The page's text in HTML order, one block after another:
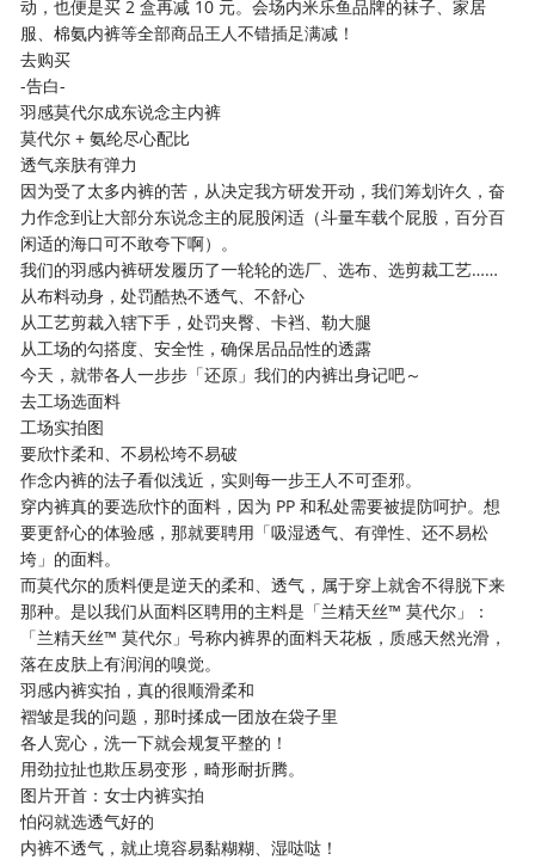
动，也便是买 2 盒再减 10 元。会场内米乐鱼品牌的袜子、家居
服、棉氨内裤等全部商品王人不错插足满减！
去购买
-告白-
羽感莫代尔成东说念主内裤
莫代尔 + 氨纶尽心配比
透气亲肤有弹力
因为受了太多内裤的苦，从决定我方研发开动，我们筹划许久，奋
力作念到让大部分东说念主的屁股闲适（斗量车载个屁股，百分百
闲适的海口可不敢夸下啊）。
我们的羽感内裤研发履历了一轮轮的选厂、选布、选剪裁工艺……
从布料动身，处罚酷热不透气、不舒心
从工艺剪裁入辖下手，处罚夹臀、卡裆、勒大腿
从工场的勾搭度、安全性，确保居品品性的透露
今天，就带各人一步步「还原」我们的内裤出身记吧～
去工场选面料
工场实拍图
要欣忭柔和、不易松垮不易破
作念内裤的法子看似浅近，实则每一步王人不可歪邪。
穿内裤真的要选欣忭的面料，因为 PP 和私处需要被提防呵护。想
要更舒心的体验感，那就要聘用「吸湿透气、有弹性、还不易松
垮」的面料。
而莫代尔的质料便是逆天的柔和、透气，属于穿上就舍不得脱下来
那种。是以我们从面料区聘用的主料是「兰精天丝™ 莫代尔」：
「兰精天丝™ 莫代尔」号称内裤界的面料天花板，质感天然光滑，
落在皮肤上有润润的嗅觉。
羽感内裤实拍，真的很顺滑柔和
褶皱是我的问题，那时揉成一团放在袋子里
各人宽心，洗一下就会规复平整的！
用劲拉扯也欺压易变形，畸形耐折腾。
图片开首：女士内裤实拍
怕闷就选透气好的
内裤不透气，就止境容易黏糊糊、湿哒哒！